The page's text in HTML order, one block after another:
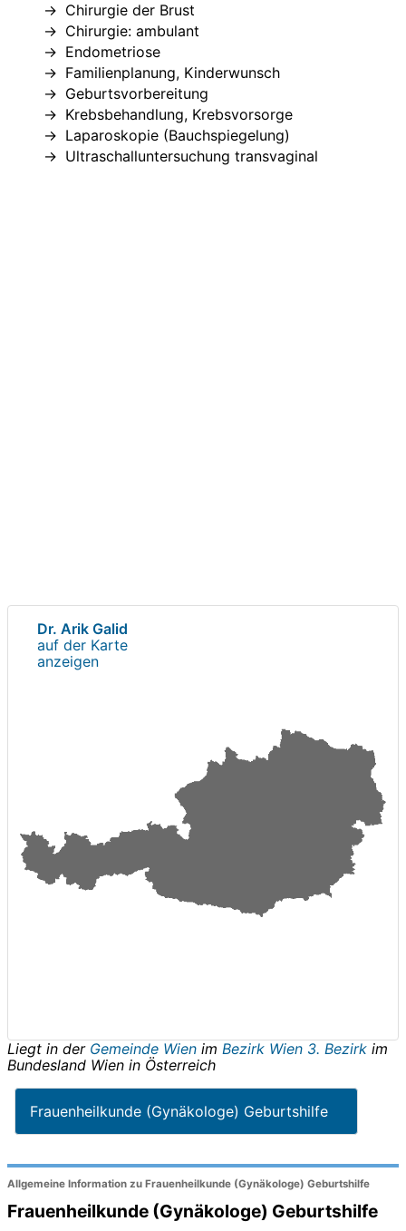
Chirurgie der Brust
Chirurgie: ambulant
Endometriose
Familienplanung, Kinderwunsch
Geburtsvorbereitung
Krebsbehandlung, Krebsvorsorge
Laparoskopie (Bauchspiegelung)
Ultraschalluntersuchung transvaginal
Dr. Arik Galid
auf der Karte
anzeigen
Liegt in der Gemeinde Wien im Bezirk Wien 3. Bezirk im
Bundesland Wien in Österreich
Frauenheilkunde (Gynäkologe) Geburtshilfe
Allgemeine Information zu Frauenheilkunde (Gynäkologe) Geburtshilfe
Frauenheilkunde (Gynäkologe) Geburtshilfe